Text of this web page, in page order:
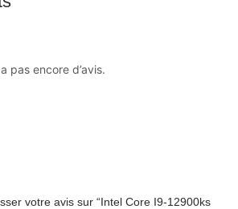
a pas encore d’avis.
votre avis sur “Intel Core I9-12900ks